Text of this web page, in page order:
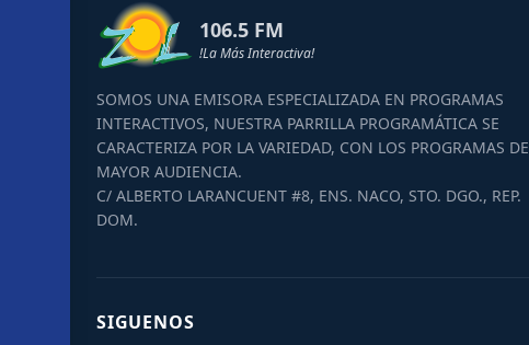
106.5 FM
!La Más Interactiva!
SOMOS UNA EMISORA ESPECIALIZADA EN PROGRAMAS
INTERACTIVOS, NUESTRA PARRILLA PROGRAMÁTICA SE
CARACTERIZA POR LA VARIEDAD, CON LOS PROGRAMAS DE
MAYOR AUDIENCIA.
C/ ALBERTO LARANCUENT #8, ENS. NACO, STO. DGO., REP.
DOM.
SIGUENOS